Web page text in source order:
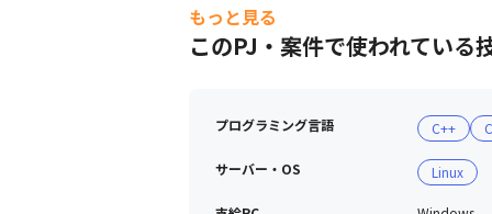
もっと見る
このPJ・案件で使われている
プログラミング言語 C++
サーバー・OS Linux